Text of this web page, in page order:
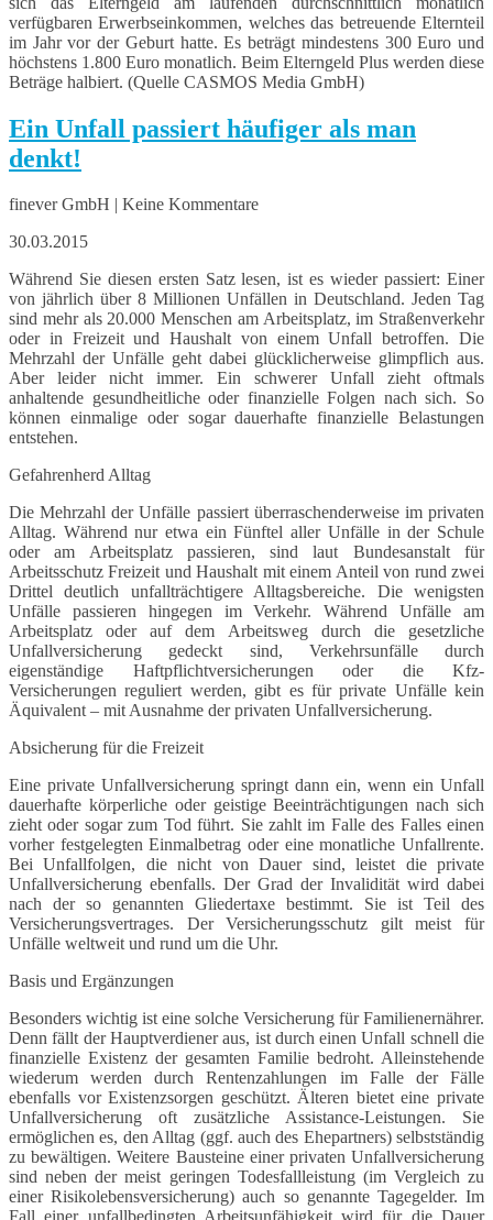
verfügbaren Erwerbseinkommen, welches das betreuende Elternteil
im Jahr vor der Geburt hatte. Es beträgt mindestens 300 Euro und
höchstens 1.800 Euro monatlich. Beim Elterngeld Plus werden diese
Beträge halbiert. (Quelle CASMOS Media GmbH)
Ein Unfall passiert häufiger als man
denkt!
finever GmbH | Keine Kommentare
30.03.2015
Während Sie diesen ersten Satz lesen, ist es wieder passiert: Einer
von jährlich über 8 Millionen Unfällen in Deutschland. Jeden Tag
sind mehr als 20.000 Menschen am Arbeitsplatz, im Straßenverkehr
oder in Freizeit und Haushalt von einem Unfall betroffen. Die
Mehrzahl der Unfälle geht dabei glücklicherweise glimpflich aus.
Aber leider nicht immer. Ein schwerer Unfall zieht oftmals
anhaltende gesundheitliche oder finanzielle Folgen nach sich. So
können einmalige oder sogar dauerhafte finanzielle Belastungen
entstehen.
Gefahrenherd Alltag
Die Mehrzahl der Unfälle passiert überraschenderweise im privaten
Alltag. Während nur etwa ein Fünftel aller Unfälle in der Schule
oder am Arbeitsplatz passieren, sind laut Bundesanstalt für
Arbeitsschutz Freizeit und Haushalt mit einem Anteil von rund zwei
Drittel deutlich unfallträchtigere Alltagsbereiche. Die wenigsten
Unfälle passieren hingegen im Verkehr. Während Unfälle am
Arbeitsplatz oder auf dem Arbeitsweg durch die gesetzliche
Unfallversicherung gedeckt sind, Verkehrsunfälle durch
eigenständige Haftpflichtversicherungen oder die Kfz-
Versicherungen reguliert werden, gibt es für private Unfälle kein
Äquivalent – mit Ausnahme der privaten Unfallversicherung.
Absicherung für die Freizeit
Eine private Unfallversicherung springt dann ein, wenn ein Unfall
dauerhafte körperliche oder geistige Beeinträchtigungen nach sich
zieht oder sogar zum Tod führt. Sie zahlt im Falle des Falles einen
vorher festgelegten Einmalbetrag oder eine monatliche Unfallrente.
Bei Unfallfolgen, die nicht von Dauer sind, leistet die private
Unfallversicherung ebenfalls. Der Grad der Invalidität wird dabei
nach der so genannten Gliedertaxe bestimmt. Sie ist Teil des
Versicherungsvertrages. Der Versicherungsschutz gilt meist für
Unfälle weltweit und rund um die Uhr.
Basis und Ergänzungen
Besonders wichtig ist eine solche Versicherung für Familienernährer.
Denn fällt der Hauptverdiener aus, ist durch einen Unfall schnell die
finanzielle Existenz der gesamten Familie bedroht. Alleinstehende
wiederum werden durch Rentenzahlungen im Falle der Fälle
ebenfalls vor Existenzsorgen geschützt. Älteren bietet eine private
Unfallversicherung oft zusätzliche Assistance-Leistungen. Sie
ermöglichen es, den Alltag (ggf. auch des Ehepartners) selbstständig
zu bewältigen. Weitere Bausteine einer privaten Unfallversicherung
sind neben der meist geringen Todesfallleistung (im Vergleich zu
einer Risikolebensversicherung) auch so genannte Tagegelder. Im